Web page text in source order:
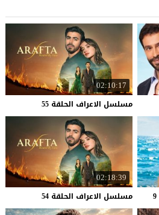
02:10:17
مسلسل الاعراف الحلقة 55
9
02:18:39
مسلسل الاعراف الحلقة 54